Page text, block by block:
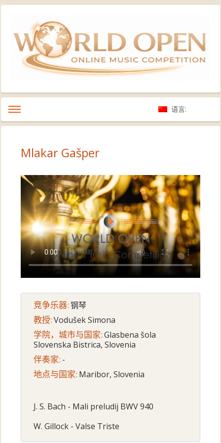
语言:
Mlakar Gašper
竞争乐器:钢琴
教授:Vodušek Simona
学院，城市与国家:Glasbena šola
Slovenska Bistrica, Slovenia
伴奏家: -
地点与国家: Maribor, Slovenia
J. S. Bach - Mali preludij BWV 940
W. Gillock - Valse Triste